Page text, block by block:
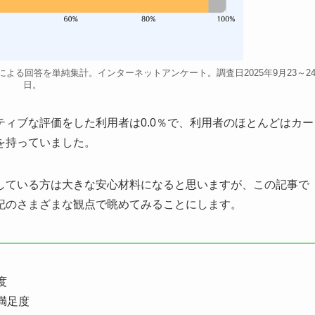
る回答を単純集計。インターネットアンケート。調査日2025年9月23～24
日。
ブな評価をした利用者は0.0％で、利用者のほとんどはカー
っていました。
いる方は大きな安心材料になると思いますが、この記事で
さまざまな観点で眺めてみることにします。
足度